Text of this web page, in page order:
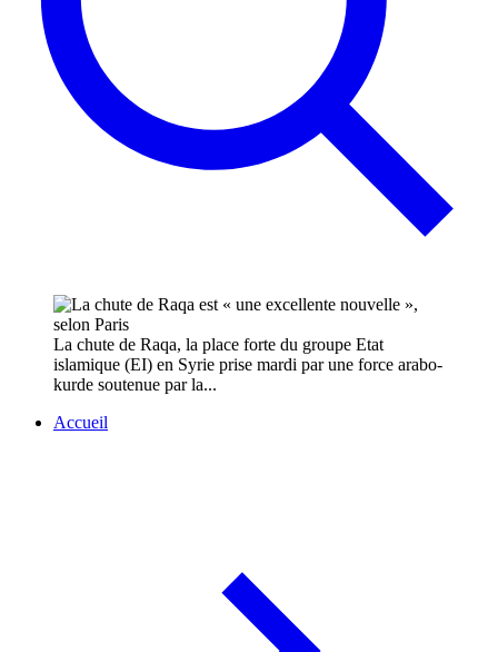
La chute de Raqa, la place forte du groupe Etat
islamique (EI) en Syrie prise mardi par une force arabo-
kurde soutenue par la...
Accueil